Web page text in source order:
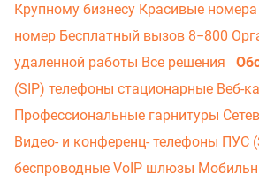
Крупному бизнесу Красивые номера
номер Бесплатный вызов 8−800
удаленной работы Все решения
(SIP) телефоны стационарные Веб-
Профессиональные гарнитуры
Видео- и конференц- телефоны ПУС
беспроводные VoIP шлюзы